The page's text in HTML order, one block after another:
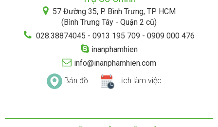
57 Đường 35, P. Bình Trưng, TP. HCM
(Bình Trưng Tây - Quận 2 cũ)
028.38874045 - 0913 195 709 - 0909 000 476
inanphamhien
info@inanphamhien.com
Bản đồ
Lịch làm việc